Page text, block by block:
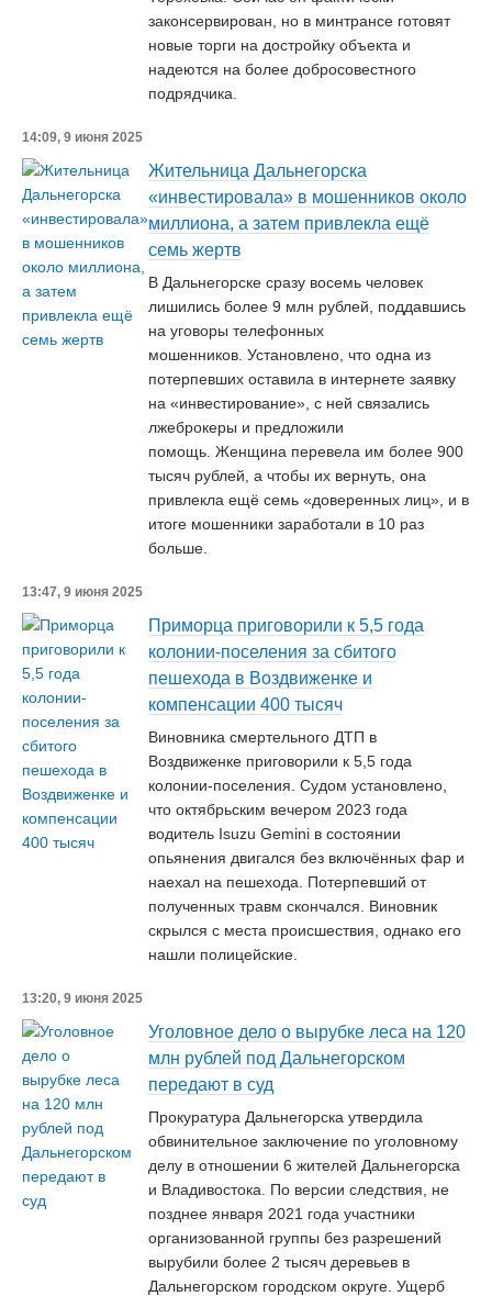
законсервирован, но в минтрансе готовят
новые торги на достройку объекта и
надеются на более добросовестного
подрядчика.
14:09, 9 июня 2025
Жительница Дальнегорска
«инвестировала» в мошенников около
миллиона, а затем привлекла ещё
семь жертв
В Дальнегорске сразу восемь человек
лишились более 9 млн рублей, поддавшись
на уговоры телефонных
мошенников. Установлено, что одна из
потерпевших оставила в интернете заявку
на «инвестирование», с ней связались
лжеброкеры и предложили
помощь. Женщина перевела им более 900
тысяч рублей, а чтобы их вернуть, она
привлекла ещё семь «доверенных лиц», и в
итоге мошенники заработали в 10 раз
больше.
13:47, 9 июня 2025
Приморца приговорили к 5,5 года
колонии-поселения за сбитого
пешехода в Воздвиженке и
компенсации 400 тысяч
Виновника смертельного ДТП в
Воздвиженке приговорили к 5,5 года
колонии-поселения. Судом установлено,
что октябрьским вечером 2023 года
водитель Isuzu Gemini в состоянии
опьянения двигался без включённых фар и
наехал на пешехода. Потерпевший от
полученных травм скончался. Виновник
скрылся с места происшествия, однако его
нашли полицейские.
13:20, 9 июня 2025
Уголовное дело о вырубке леса на 120
млн рублей под Дальнегорском
передают в суд
Прокуратура Дальнегорска утвердила
обвинительное заключение по уголовному
делу в отношении 6 жителей Дальнегорска
и Владивостока. По версии следствия, не
позднее января 2021 года участники
организованной группы без разрешений
вырубили более 2 тысяч деревьев в
Дальнегорском городском округе. Ущерб